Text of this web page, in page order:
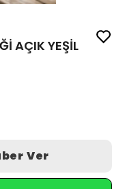
AÇIK YEŞİL
Ver